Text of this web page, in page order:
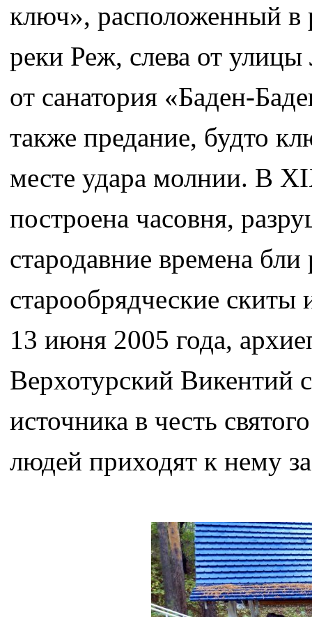
ключ», расположенный в
реки Реж, слева от
от санатория «Баден-
также предание, будто
месте удара молнии. В
построена часовня,
стародавние времена бли
старообрядческие
13 июня 2005 года,
Верхотурский Викентий
источника в честь
людей приходят к нему